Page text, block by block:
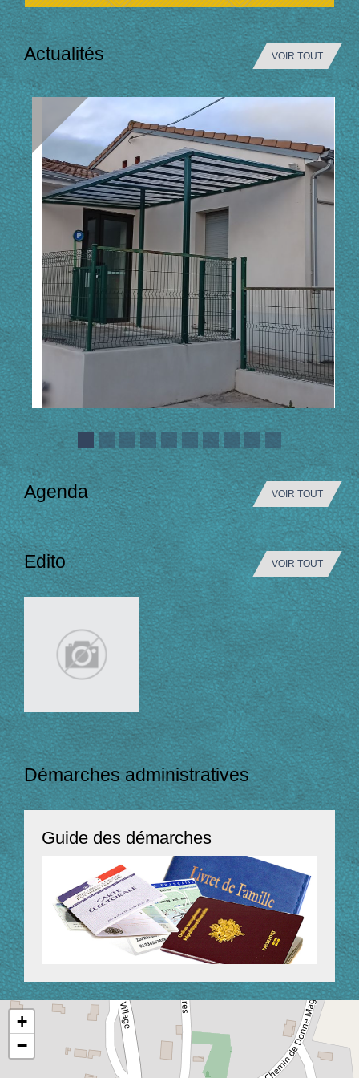
Actualités VOIR TOUT
Agenda VOIR TOUT
Edito VOIR TOUT
Démarches administratives
Guide des démarches
+
−